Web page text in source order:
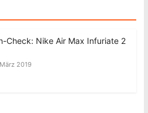
Check: Nike Air Max Infuriate 2
2019